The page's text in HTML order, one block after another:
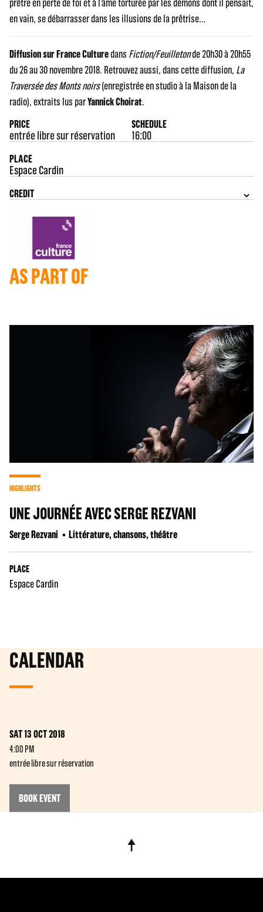
prêtre en perte de foi et à l’âme torturée par les démons dont il pensait,
en vain, se débarrasser dans les illusions de la prêtrise…
Diffusion sur France Culturedans Fiction/Feuilletonde 20h30 à 20h55
du 26 au 30 novembre 2018. Retrouvez aussi, dans cette diffusion, La
Traversée des Monts noirs(enregistrée en studio à la Maison de la
radio), extraits lus parYannick Choirat.
PRICE
entrée libre sur réservation
SCHEDULE
16:00
PLACE
Espace Cardin
CREDIT
AS PART OF
HIGHLIGHTS
UNE JOURNÉE AVEC SERGE REZVANI
Serge Rezvani Littérature, chansons, théâtre
PLACE
Espace Cardin
CALENDAR
SAT 13 OCT 2018
4:00 PM
entrée libre sur réservation
BOOK EVENT